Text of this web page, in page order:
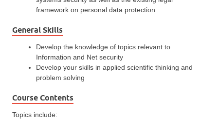
framework on personal data protection
General Skills
Develop the knowledge of topics relevant to
Information and Net security
Develop your skills in applied scientific thinking and
problem solving
Course Contents
Topics include: